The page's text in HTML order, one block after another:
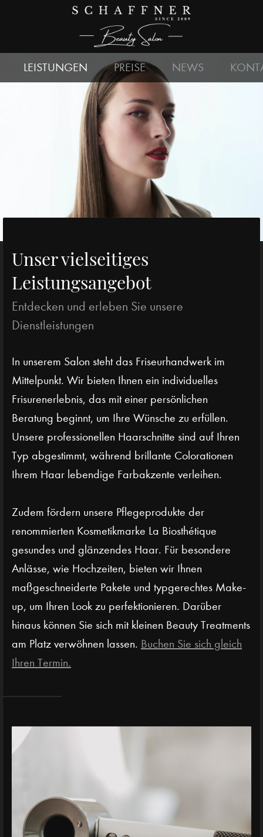
LEISTUNGEN PREISE NEWS
Unser vielseitiges
Leistungsangebot
Entdecken und erleben Sie unsere
Dienstleistungen
In unserem Salon steht das Friseurhandwerk im
Mittelpunkt. Wir bieten Ihnen ein individuelles
Frisurenerlebnis, das mit einer persönlichen
Beratung beginnt, um Ihre Wünsche zu erfüllen.
Unsere professionellen Haarschnitte sind auf Ihren
Typ abgestimmt, während brillante Colorationen
Ihrem Haar lebendige Farbakzente verleihen.
Zudem fördern unsere Pflegeprodukte der
renommierten Kosmetikmarke La Biosthétique
gesundes und glänzendes Haar. Für besondere
Anlässe, wie Hochzeiten, bieten wir Ihnen
maßgeschneiderte Pakete und typgerechtes Make-
up, um Ihren Look zu perfektionieren. Darüber
hinaus können Sie sich mit kleinen Beauty Treatments
am Platz verwöhnen lassen. Buchen Sie sich gleich
Ihren Termin.